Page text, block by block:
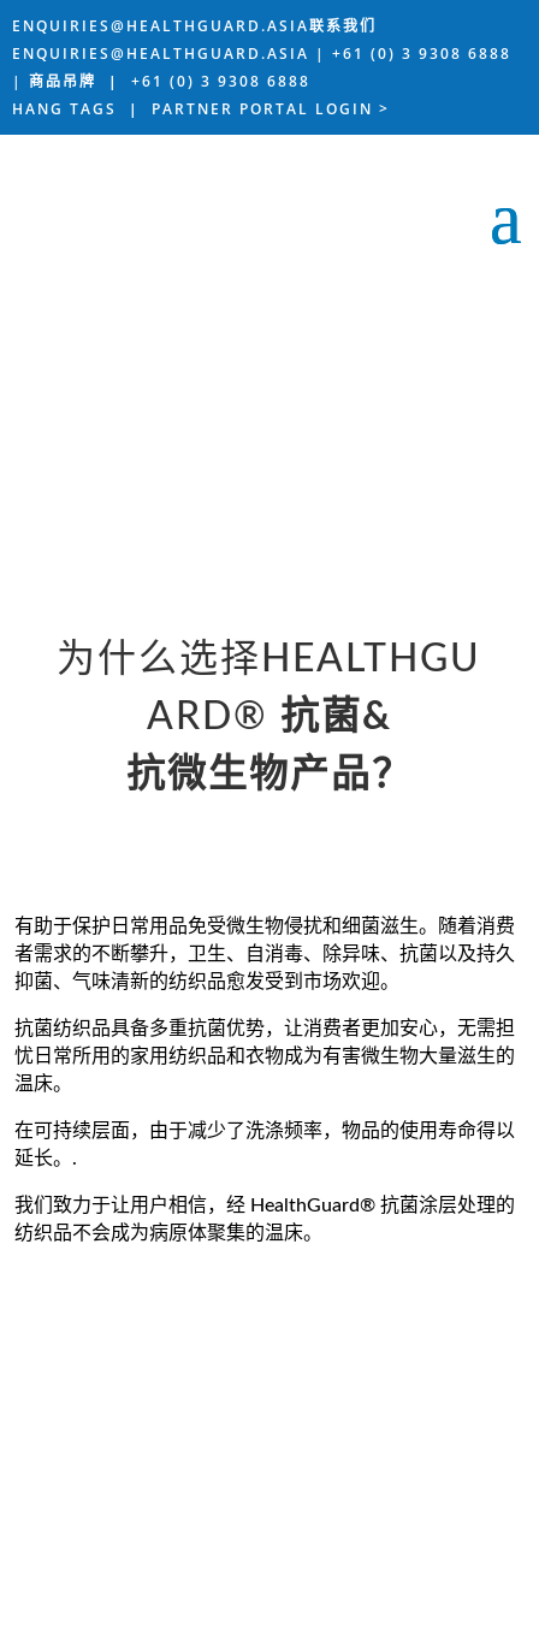
ENQUIRIES@HEALTHGUARD.ASIA联系我们
ENQUIRIES@HEALTHGUARD.ASIA | +61 (0) 3 9308 6888
| 商品吊牌
| +61 (0) 3 9308 6888
HANG TAGS
| PARTNER PORTAL LOGIN >
为什么选择HEALTHGU
ARD® 抗菌&
抗微生物产品？
有助于保护日常用品免受微生物侵扰和细菌滋生。随着消费
者需求的不断攀升，卫生、自消毒、除异味、抗菌以及持久
抑菌、气味清新的纺织品愈发受到市场欢迎。
抗菌纺织品具备多重抗菌优势，让消费者更加安心，无需担
忧日常所用的家用纺织品和衣物成为有害微生物大量滋生的
温床。
在可持续层面，由于减少了洗涤频率，物品的使用寿命得以
延长。 .
我们致力于让用户相信，经 HealthGuard® 抗菌涂层处理的
纺织品不会成为病原体聚集的温床。